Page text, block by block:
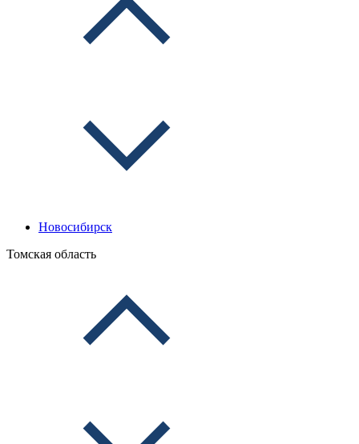
Новосибирск
Томская область